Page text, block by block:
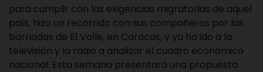
para cumplir con las exigencias migratorias de aquel
país, hizo un recorrido con sus compañeros por las
barriadas de El Valle, en Caracas, y ya ha ido a la
televisión y la radio a analizar el cuadro económico
nacional. Esta semana presentará una propuesta